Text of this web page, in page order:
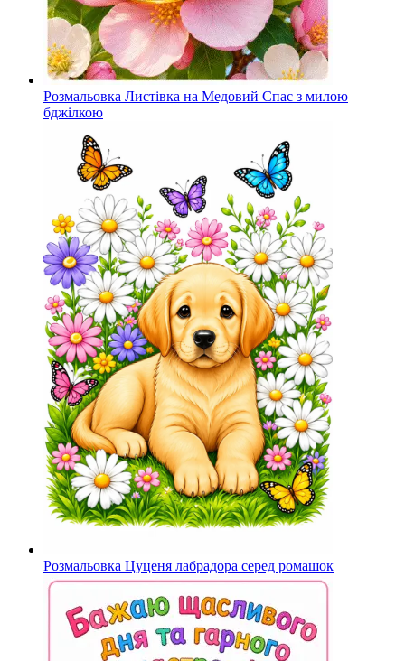
Розмальовка Листівка на Медовий Спас з милою
бджілкою
Розмальовка Цуценя лабрадора серед ромашок